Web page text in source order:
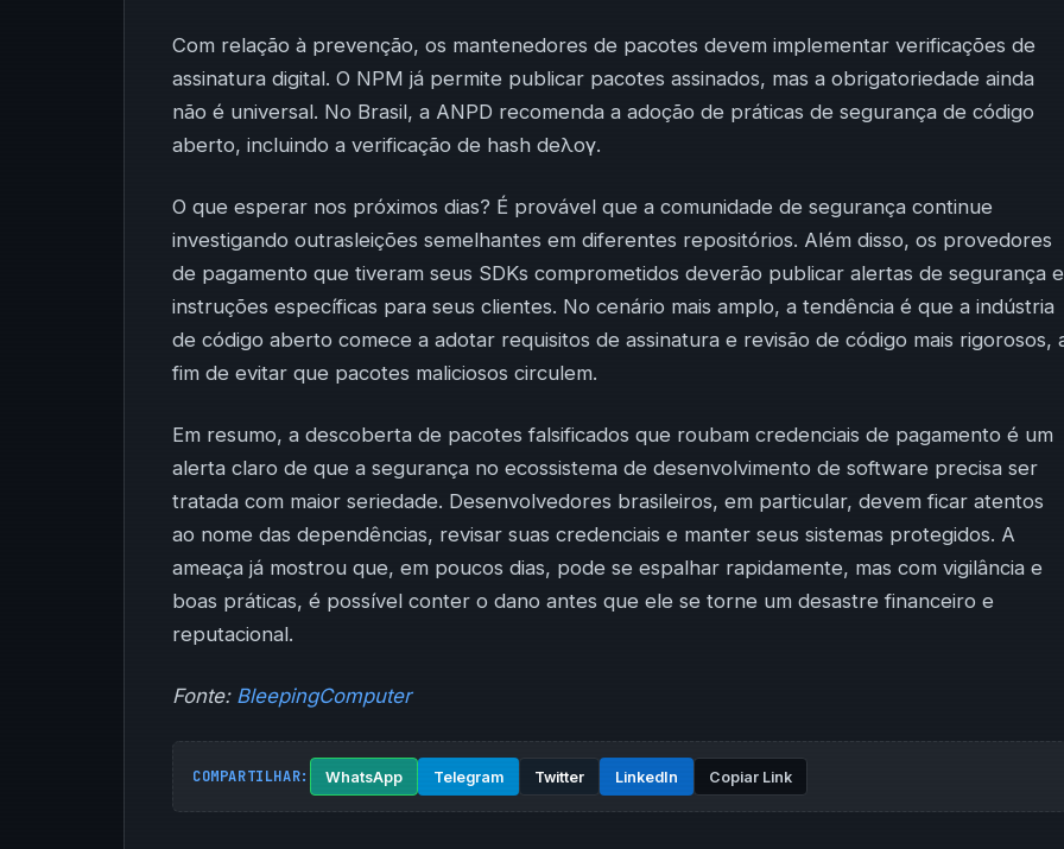
Com relação à prevenção, os mantenedores de pacotes devem implementar verificações de
assinatura digital. O NPM já permite publicar pacotes assinados, mas a obrigatoriedade ainda
não é universal. No Brasil, a ANPD recomenda a adoção de práticas de segurança de código
aberto, incluindo a verificação de hash deλογ.
O que esperar nos próximos dias? É provável que a comunidade de segurança continue
investigando outrasleições semelhantes em diferentes repositórios. Além disso, os provedores
de pagamento que tiveram seus SDKs comprometidos deverão publicar alertas de segurança e
instruções específicas para seus clientes. No cenário mais amplo, a tendência é que a indústria
de código aberto comece a adotar requisitos de assinatura e revisão de código mais rigorosos,
fim de evitar que pacotes maliciosos circulem.
Em resumo, a descoberta de pacotes falsificados que roubam credenciais de pagamento é um
alerta claro de que a segurança no ecossistema de desenvolvimento de software precisa ser
tratada com maior seriedade. Desenvolvedores brasileiros, em particular, devem ficar atentos
ao nome das dependências, revisar suas credenciais e manter seus sistemas protegidos. A
ameaça já mostrou que, em poucos dias, pode se espalhar rapidamente, mas com vigilância e
boas práticas, é possível conter o dano antes que ele se torne um desastre financeiro e
reputacional.
Fonte: BleepingComputer
COMPARTILHAR: WhatsApp Telegram Twitter LinkedIn Copiar Link